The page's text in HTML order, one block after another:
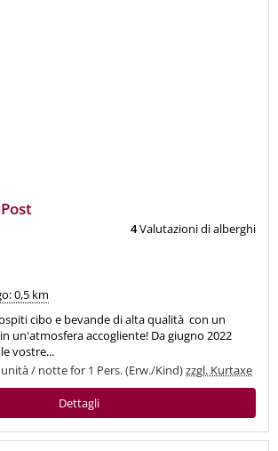
4Valutazioni di alberghi
0,5 km
cibo e bevande di alta qualità con un
un'atmosfera accogliente! Da giugno 2022
vostre...
/ notte for 1 Pers. (Erw./Kind)zzgl. Kurtaxe
Dettagli